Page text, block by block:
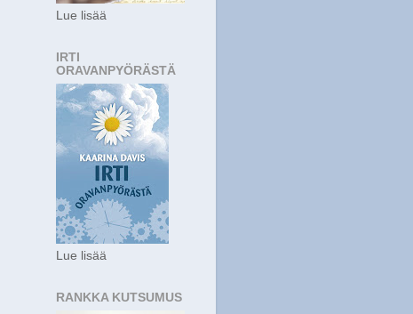
Lue lisää
IRTI
ORAVANPYÖRÄSTÄ
Lue lisää
RANKKA KUTSUMUS